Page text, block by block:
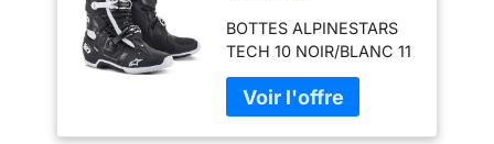
BOTTES ALPINESTARS
TECH 10 NOIR/BLANC 11